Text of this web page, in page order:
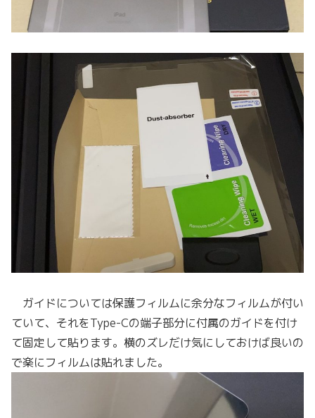
ガイドについては保護フィルムに余分なフィルムが付い
ていて、それをType-Cの端子部分に付属のガイドを付け
て固定して貼ります。横のズレだけ気にしておけば良いの
で楽にフィルムは貼れました。